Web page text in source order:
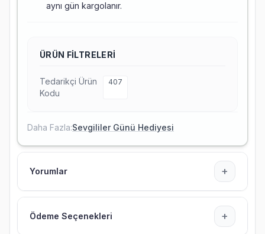
aynı gün kargolanır.
ÜRÜN FILTRELERI
Tedarikçi Ürün
Kodu
407
Daha Fazla:Sevgililer Günü Hediyesi
Yorumlar +
Ödeme Seçenekleri +